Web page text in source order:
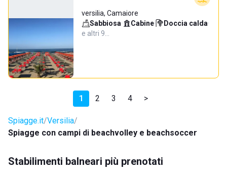
versilia, Camaiore
Sabbiosa· Cabine· Doccia calda·
e altri 9…
1 2 3 4 >
Spiagge.it Versilia
Spiagge con campi di beachvolley e beachsoccer
Stabilimenti balneari più prenotati